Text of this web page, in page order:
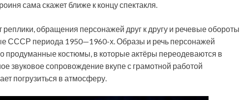
сама скажет ближе к концу спектакля.
обращения персонажей друг к другу и речевые обороты
СССР периода 1950—1960-х. Образы и речь персонажей
продуманные костюмы, в которые актёры переодеваются в
звуковое сопровождение вкупе с грамотной работой
погрузиться в атмосферу.